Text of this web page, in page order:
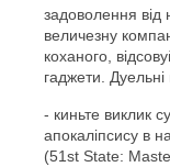
задоволення від
величезну
коханого,
гаджети.
киньте виклик
апокаліпсису в
(51st State: